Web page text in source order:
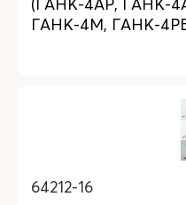
ГАНК-4М, ГАНК-
64212-16